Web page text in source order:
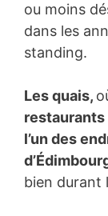
ou moins
dans les
standing.
Les quais,
restaurants
l’un des
bien durant